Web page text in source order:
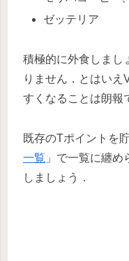
ゼッテリア
積極的に外食しまし
りません．とはいえ
すくなることは朗報
既存のTポイントを
一覧 」で一覧に纏
しましょう．